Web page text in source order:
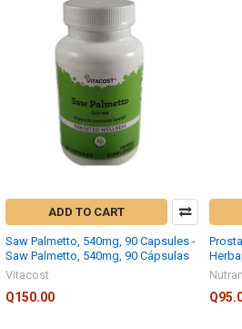
ADD TO CART
Saw Palmetto, 540mg, 90 Capsules -
Saw Palmetto, 540mg, 90 Cápsulas
Vitacost
Q150.00